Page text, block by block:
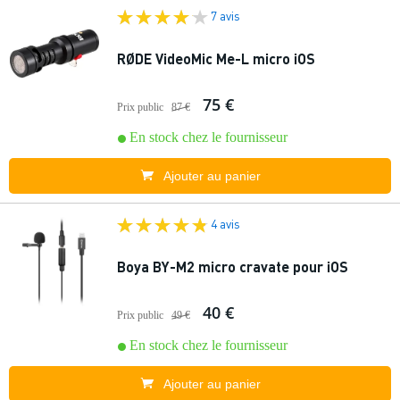
7 avis
RØDE VideoMic Me-L micro iOS
Prix public 87 € 75 €
En stock chez le fournisseur
Ajouter au panier
4 avis
Boya BY-M2 micro cravate pour iOS
Prix public 49 € 40 €
En stock chez le fournisseur
Ajouter au panier